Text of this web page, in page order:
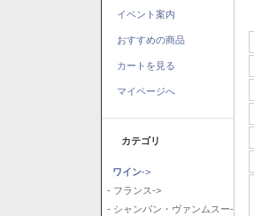
イベント案内
おすすめの商品
カートを見る
マイページへ
カテゴリ
ワイン->
- フランス->
- シャンパン・ヴァンムスー-